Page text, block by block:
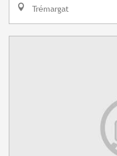
Trémargat